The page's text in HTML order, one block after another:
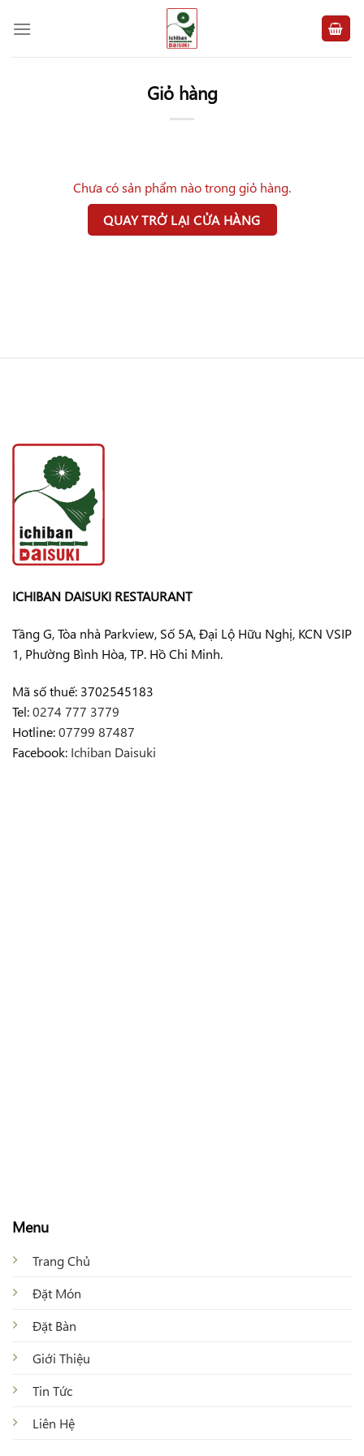
đến
Giỏ hàng
Chưa có sản phẩm nào trong giỏ hàng.
QUAY TRỞ LẠI CỬA HÀNG
ICHIBAN DAISUKI RESTAURANT
Tầng G, Tòa nhà Parkview, Số 5A, Đại Lộ Hữu Nghị, KCN VSIP
1, Phường Bình Hòa, TP. Hồ Chi Minh.
Mã số thuế: 3702545183
Tel:0274 777 3779
Hotline:07799 87487
Facebook: Ichiban Daisuki
Menu
Trang Chủ
Đặt Món
Đặt Bàn
Giới Thiệu
Tin Tức
Liên Hệ